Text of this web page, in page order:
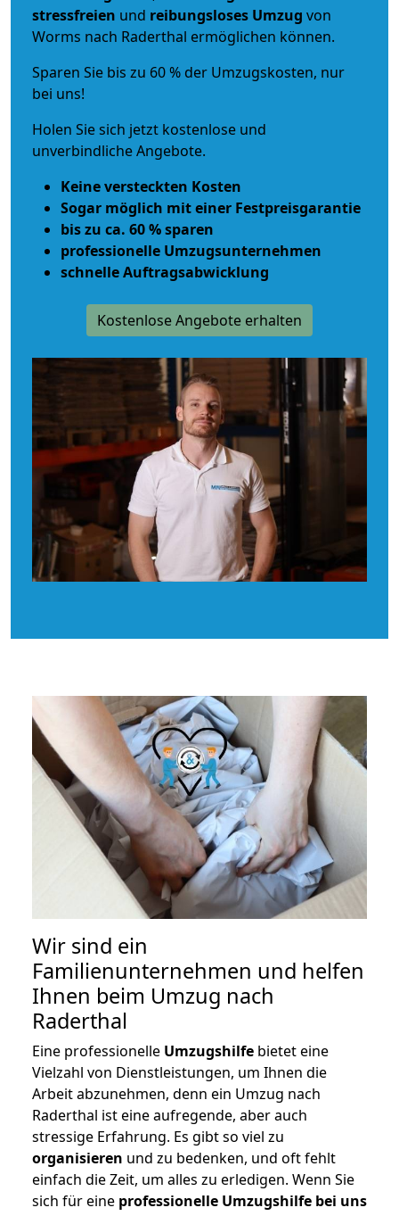
stressfreien und reibungsloses Umzug von
Worms nach Raderthal ermöglichen können.
Sparen Sie bis zu 60 % der Umzugskosten, nur
bei uns!
Holen Sie sich jetzt kostenlose und
unverbindliche Angebote.
Keine versteckten Kosten
Sogar möglich mit einer Festpreisgarantie
bis zu ca. 60 % sparen
professionelle Umzugsunternehmen
schnelle Auftragsabwicklung
Kostenlose Angebote erhalten
Wir sind ein
Familienunternehmen und helfen
Ihnen beim Umzug nach
Raderthal
Eine professionelle Umzugshilfe bietet eine
Vielzahl von Dienstleistungen, um Ihnen die
Arbeit abzunehmen, denn ein Umzug nach
Raderthal ist eine aufregende, aber auch
stressige Erfahrung. Es gibt so viel zu
organisieren und zu bedenken, und oft fehlt
einfach die Zeit, um alles zu erledigen. Wenn Sie
sich für eine professionelle Umzugshilfe bei uns